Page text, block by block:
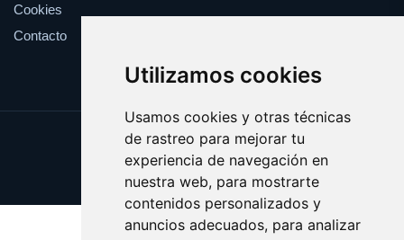
Utilizamos cookies
Usamos cookies y otras técnicas
de rastreo para mejorar tu
experiencia de navegación en
nuestra web, para mostrarte
contenidos personalizados y
anuncios adecuados, para analizar
Cookies
Contacto
Update cookies preferences
Copyright © 2025 bobina.es